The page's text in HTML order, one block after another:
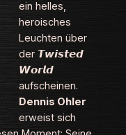
ein helles,
heroisches
Leuchten über
der 𝙏𝙬𝙞𝙨𝙩𝙚𝙙
𝙒𝙤𝙧𝙡𝙙
aufscheinen.
Dennis Ohler
erweist sich